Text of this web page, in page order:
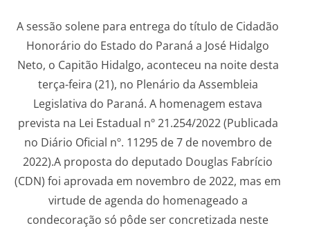
A sessão solene para entrega do título de Cidadão
Honorário do Estado do Paraná a José Hidalgo
Neto, o Capitão Hidalgo, aconteceu na noite desta
terça-feira (21), no Plenário da Assembleia
Legislativa do Paraná. A homenagem estava
prevista na Lei Estadual nº 21.254/2022 (Publicada
no Diário Oficial nº. 11295 de 7 de novembro de
2022).A proposta do deputado Douglas Fabrício
(CDN) foi aprovada em novembro de 2022, mas em
virtude de agenda do homenageado a
condecoração só pôde ser concretizada neste